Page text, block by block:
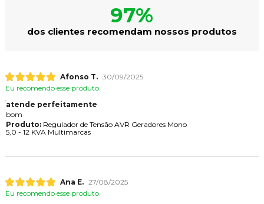
97%
dos clientes recomendam nossos produtos
Afonso T. 30/09/2025
Eu recomendo esse produto.
atende perfeitamente
bom
Produto:Regulador de Tensão AVR Geradores Mono
5,0 - 12 KVA Multimarcas
Ana E. 27/08/2025
Eu recomendo esse produto.